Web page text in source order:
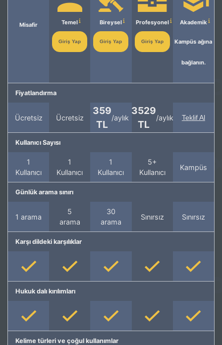
Misafir Temel
Giriş Yap
Bireysel
Giriş Yap
Profesyonel
Giriş Yap
Akademik
Kampüs ağına
bağlanın.
Fiyatlandırma
Ücretsiz Ücretsiz
359
TL
/aylık
3529
TL
/aylık Teklif Al
Kullanıcı Sayısı
1
Kullanıcı
1
Kullanıcı
1
Kullanıcı
5+
Kullanıcı
Kampüs
Günlük arama sınırı
1 arama
5
arama
30
arama
Sınırsız Sınırsız
Karşı dildeki karşılıklar
Hukuk dalı kırılımları
Kelime türleri ve çoğul kullanımlar